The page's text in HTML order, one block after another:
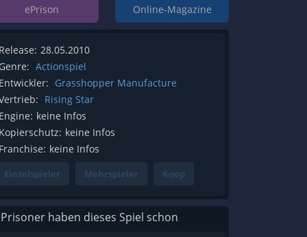
ePrison Online-Magazine
28.05.2010
Actionspiel
Grasshopper Manufacture
Rising Star
keine Infos
keine Infos
keine Infos
Einzelspieler Mehrspieler Koop
haben dieses Spiel schon